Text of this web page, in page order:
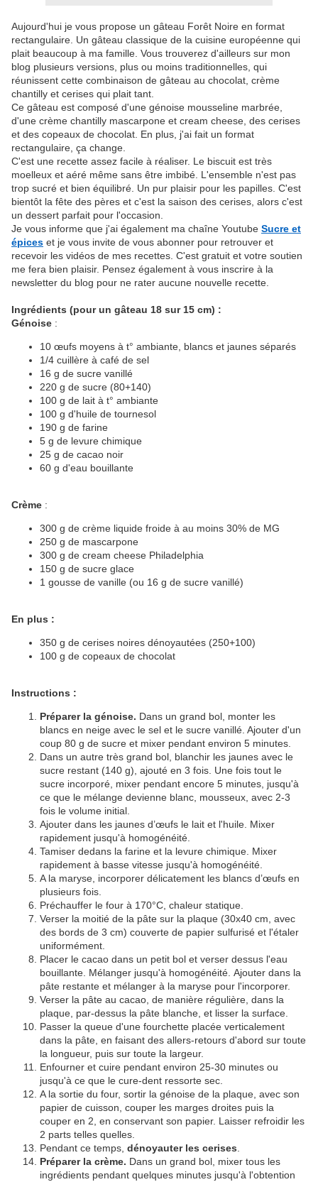
Aujourd'hui je vous propose un gâteau Forêt Noire en format
rectangulaire. Un gâteau classique de la cuisine européenne qui
plait beaucoup à ma famille. Vous trouverez d'ailleurs sur mon
blog plusieurs versions, plus ou moins traditionnelles, qui
réunissent cette combinaison de gâteau au chocolat, crème
chantilly et cerises qui plait tant.
Ce gâteau est composé d'une génoise mousseline marbrée,
d'une crème chantilly mascarpone et cream cheese, des cerises
et des copeaux de chocolat. En plus, j'ai fait un format
rectangulaire, ça change.
C'est une recette assez facile à réaliser. Le biscuit est très
moelleux et aéré même sans être imbibé. L'ensemble n'est pas
trop sucré et bien équilibré. Un pur plaisir pour les papilles. C'est
bientôt la fête des pères et c'est la saison des cerises, alors c'est
un dessert parfait pour l'occasion.
Je vous informe que j'ai également ma chaîne Youtube Sucre et
épices et je vous invite de vous abonner pour retrouver et
recevoir les vidéos de mes recettes. C'est gratuit et votre soutien
me fera bien plaisir. Pensez également à vous inscrire à la
newsletter du blog pour ne rater aucune nouvelle recette.
Ingrédients (pour un gâteau 18 sur 15 cm) :
Génoise :
10 œufs moyens à t° ambiante, blancs et jaunes séparés
1/4 cuillère à café de sel
16 g de sucre vanillé
220 g de sucre (80+140)
100 g de lait à t° ambiante
100 g d'huile de tournesol
190 g de farine
5 g de levure chimique
25 g de cacao noir
60 g d'eau bouillante
Crème :
300 g de crème liquide froide à au moins 30% de MG
250 g de mascarpone
300 g de cream cheese Philadelphia
150 g de sucre glace
1 gousse de vanille (ou 16 g de sucre vanillé)
En plus :
350 g de cerises noires dénoyautées (250+100)
100 g de copeaux de chocolat
Instructions :
Préparer la génoise. Dans un grand bol, monter les
blancs en neige avec le sel et le sucre vanillé. Ajouter d'un
coup 80 g de sucre et mixer pendant environ 5 minutes.
Dans un autre très grand bol, blanchir les jaunes avec le
sucre restant (140 g), ajouté en 3 fois. Une fois tout le
sucre incorporé, mixer pendant encore 5 minutes, jusqu'à
ce que le mélange devienne blanc, mousseux, avec 2-3
fois le volume initial.
Ajouter dans les jaunes d’œufs le lait et l'huile. Mixer
rapidement jusqu'à homogénéité.
Tamiser dedans la farine et la levure chimique. Mixer
rapidement à basse vitesse jusqu'à homogénéité.
A la maryse, incorporer délicatement les blancs d’œufs en
plusieurs fois.
Préchauffer le four à 170°C, chaleur statique.
Verser la moitié de la pâte sur la plaque (30x40 cm, avec
des bords de 3 cm) couverte de papier sulfurisé et l'étaler
uniformément.
Placer le cacao dans un petit bol et verser dessus l'eau
bouillante. Mélanger jusqu'à homogénéité. Ajouter dans la
pâte restante et mélanger à la maryse pour l'incorporer.
Verser la pâte au cacao, de manière régulière, dans la
plaque, par-dessus la pâte blanche, et lisser la surface.
Passer la queue d'une fourchette placée verticalement
dans la pâte, en faisant des allers-retours d'abord sur toute
la longueur, puis sur toute la largeur.
Enfourner et cuire pendant environ 25-30 minutes ou
jusqu'à ce que le cure-dent ressorte sec.
A la sortie du four, sortir la génoise de la plaque, avec son
papier de cuisson, couper les marges droites puis la
couper en 2, en conservant son papier. Laisser refroidir les
2 parts telles quelles.
Pendant ce temps, dénoyauter les cerises
Préparer la crème. Dans un grand bol, mixer tous les
ingrédients pendant quelques minutes jusqu'à l'obtention